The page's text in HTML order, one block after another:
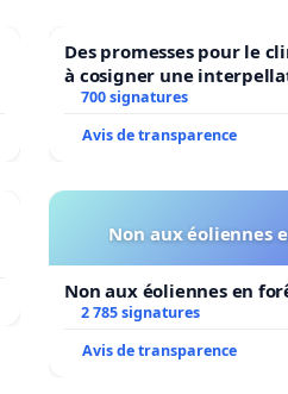
Des promesses pour le
à cosigner une
ministres wallons du
l’environnement.
700 signatures
Avis de transparence
Non aux éoliennes
Non aux éoliennes en
2 785 signatures
Avis de transparence